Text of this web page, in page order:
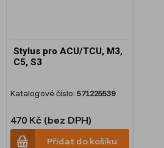
Stylus pro ACU/TCU, M3,
C5, S3
Katalogové číslo: 571225539
470 Kč (bez DPH)
Přidat do košíku